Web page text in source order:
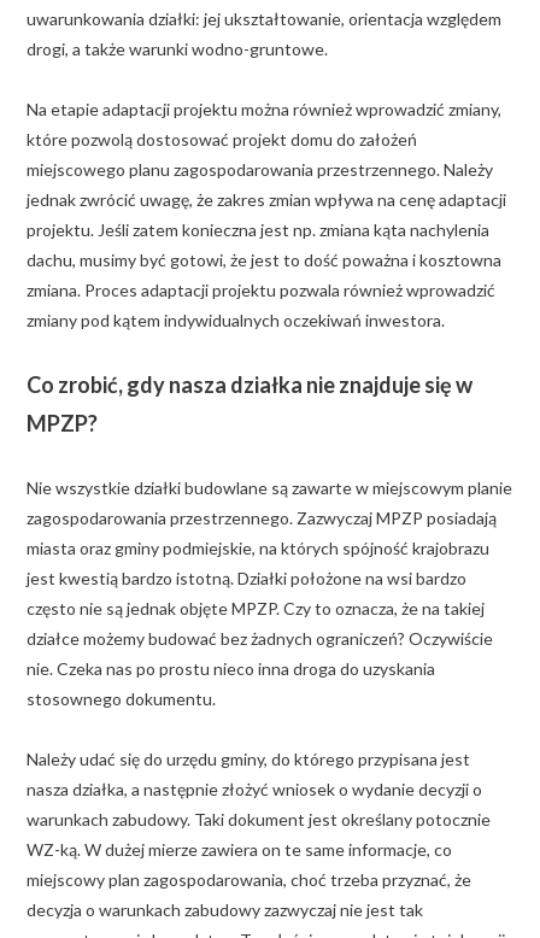
uwarunkowania działki: jej ukształtowanie, orientacja względem
drogi, a także warunki wodno-gruntowe.
Na etapie adaptacji projektu można również wprowadzić zmiany,
które pozwolą dostosować projekt domu do założeń
miejscowego planu zagospodarowania przestrzennego. Należy
jednak zwrócić uwagę, że zakres zmian wpływa na cenę adaptacji
projektu. Jeśli zatem konieczna jest np. zmiana kąta nachylenia
dachu, musimy być gotowi, że jest to dość poważna i kosztowna
zmiana. Proces adaptacji projektu pozwala również wprowadzić
zmiany pod kątem indywidualnych oczekiwań inwestora.
Co zrobić, gdy nasza działka nie znajduje się w
MPZP?
Nie wszystkie działki budowlane są zawarte w miejscowym planie
zagospodarowania przestrzennego. Zazwyczaj MPZP posiadają
miasta oraz gminy podmiejskie, na których spójność krajobrazu
jest kwestią bardzo istotną. Działki położone na wsi bardzo
często nie są jednak objęte MPZP. Czy to oznacza, że na takiej
działce możemy budować bez żadnych ograniczeń? Oczywiście
nie. Czeka nas po prostu nieco inna droga do uzyskania
stosownego dokumentu.
Należy udać się do urzędu gminy, do którego przypisana jest
nasza działka, a następnie złożyć wniosek o wydanie decyzji o
warunkach zabudowy. Taki dokument jest określany potocznie
WZ-ką. W dużej mierze zawiera on te same informacje, co
miejscowy plan zagospodarowania, choć trzeba przyznać, że
decyzja o warunkach zabudowy zazwyczaj nie jest tak